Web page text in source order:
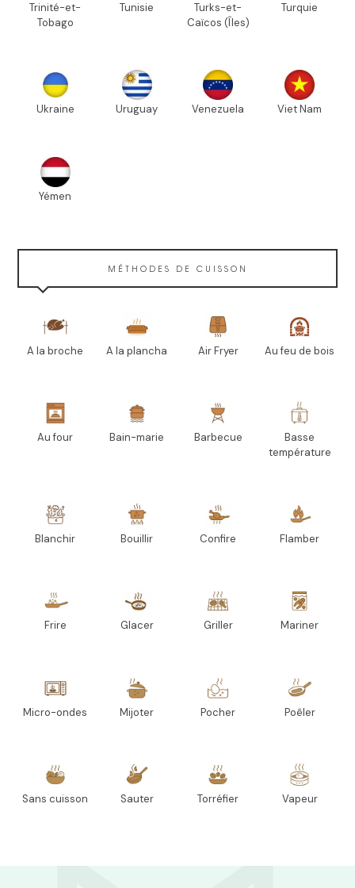
Trinité-et-
Tobago
Tunisie
Turks-et-
Caïcos (Îles)
Turquie
Ukraine Uruguay Venezuela Viet Nam
Yémen
MÉTHODES DE CUISSON
A la broche A la plancha Air Fryer Au feu de bois
Au four Bain-marie Barbecue
Basse
température
Blanchir Bouillir Confire Flamber
Frire Glacer Griller Mariner
Micro-ondes Mijoter Pocher Poêler
Sans cuisson Sauter Torréfier Vapeur